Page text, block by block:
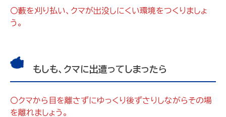
〇藪を刈り払い、クマが出没しにくい環境をつくりましょ
う。
もしも、クマに出遭ってしまったら
〇クマから目を離さずにゆっくり後ずさりしながらその場
を離れましょう。